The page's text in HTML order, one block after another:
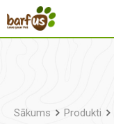
uz
Sākums Produkti